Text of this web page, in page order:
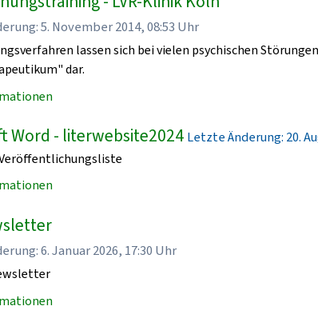
5. November 2014, 08:53 Uhr
lassen sich bei vielen psychischen
dar.
Word - literwebsite2024 Letzte Änderung: 20.
6. Januar 2026, 17:30 Uhr